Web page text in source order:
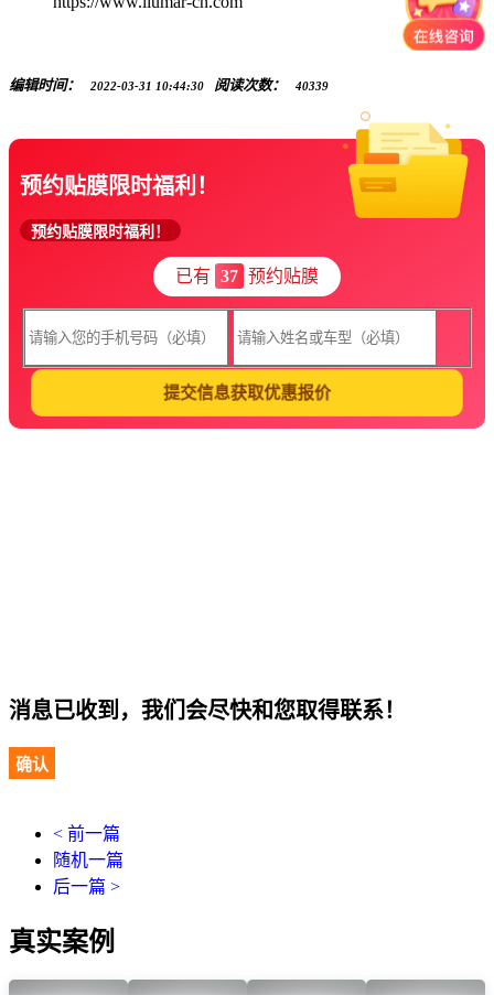
编辑时间： 2022-03-31 10:44:30 阅读次数： 40339
预约贴膜限时福利！
预约贴膜限时福利！
已有 37 预约贴膜
提交信息获取优惠报价
消息已收到，我们会尽快和您取得联系！
确认
< 前一篇
随机一篇
后一篇 >
真实案例